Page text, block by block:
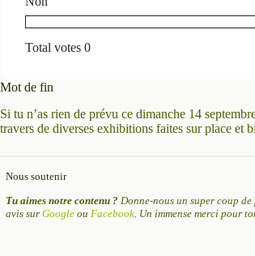
Total votes 0
Mot de fin
Si tu n’as rien de prévu ce dimanche 14
travers de diverses exhibitions faites sur place et
Nous soutenir
Tu aimes notre contenu ? Donne-nous un super coup
avis surGoogle ou Facebook . Un immense merci pour